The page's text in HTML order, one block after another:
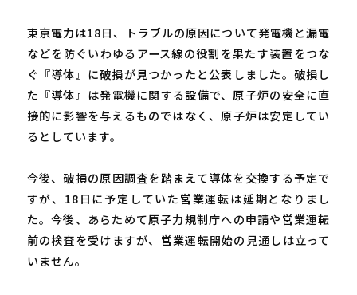
東京電力は18日、トラブルの原因について発電機と漏電
などを防ぐいわゆるアース線の役割を果たす装置をつな
ぐ『導体』に破損が見つかったと公表しました。破損し
た『導体』は発電機に関する設備で、原子炉の安全に直
接的に影響を与えるものではなく、原子炉は安定してい
るとしています。
今後、破損の原因調査を踏まえて導体を交換する予定で
すが、18日に予定していた営業運転は延期となりまし
た。今後、あらためて原子力規制庁への申請や営業運転
前の検査を受けますが、営業運転開始の見通しは立って
いません。